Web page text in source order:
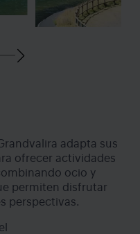
adapta sus
ofrecer actividades
ocio y
permiten disfrutar
perspectivas.